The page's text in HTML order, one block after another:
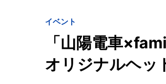
イベント
「山陽電車
オリジナルヘッ